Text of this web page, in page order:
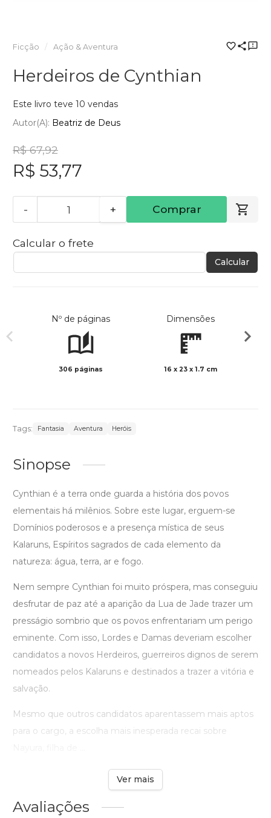
Ficção Ação & Aventura
Herdeiros de Cynthian
Este livro teve 10 vendas
Autor(a): Beatriz de Deus
R$ 67,92
R$ 53,77
- + Comprar
Calcular o frete
Calcular
Nº de páginas
306 páginas
Dimensões
16 x 23 x 1.7 cm
Tags: Fantasia Aventura Heróis
Sinopse
Cynthian é a terra onde guarda a história dos povos
elementais há milênios. Sobre este lugar, erguem-se
Domínios poderosos e a presença mística de seus
Kalaruns, Espíritos sagrados de cada elemento da
natureza: água, terra, ar e fogo.
Nem sempre Cynthian foi muito próspera, mas conseguiu
desfrutar de paz até a aparição da Lua de Jade trazer um
presságio sombrio que os povos enfrentariam um perigo
eminente. Com isso, Lordes e Damas deveriam escolher
candidatos a novos Herdeiros, guerreiros dignos de serem
nomeados pelos Kalaruns e destinados a trazer a vitória e
salvação.
Mesmo que outros candidatos aparentassem mais aptos
para o cargo, a escolha mais inesperada recai sobre
Ver mais
Avaliações